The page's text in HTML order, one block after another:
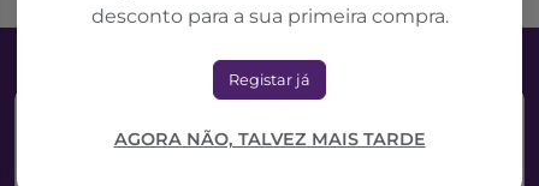
desconto para a sua primeira compra.
Registar já
AGORA NÃO, TALVEZ MAIS TARDE